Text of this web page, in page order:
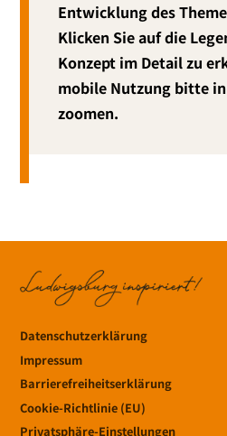
Entwicklung des
Klicken Sie auf die
Konzept im Detail zu
mobi­le Nutzung bit­te
zoomen.
Datenschutzerklärung
Impressum
Barrierefreiheitserklärung
Cookie-Richtlinie (EU)
Privatsphäre-Einstellungen